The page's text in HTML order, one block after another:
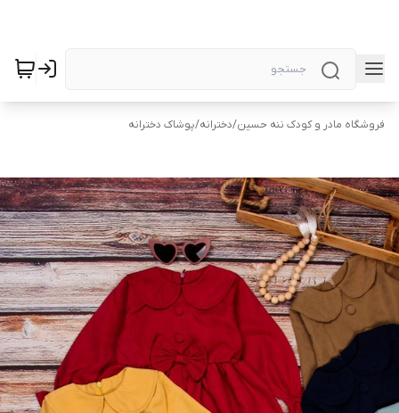
فروشگاه مادر و کودک ننه حسین/دخترانه/پوشاک دخترانه